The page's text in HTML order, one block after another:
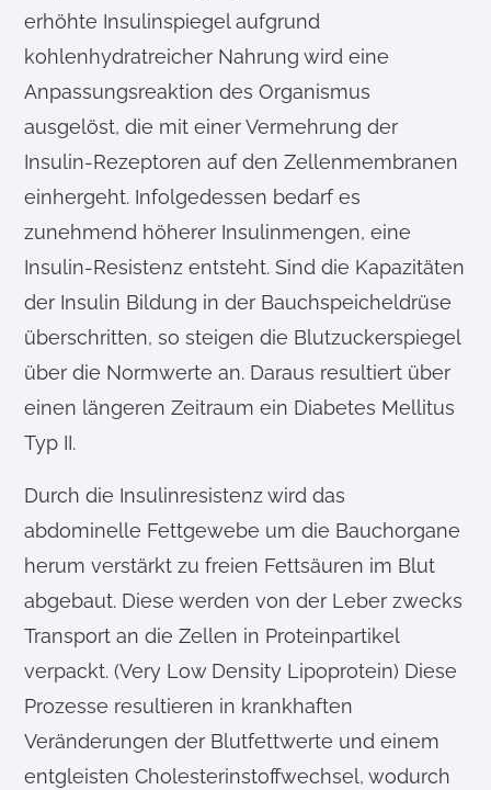
erhöhte Insulinspiegel aufgrund
kohlenhydratreicher Nahrung wird eine
Anpassungsreaktion des Organismus
ausgelöst, die mit einer Vermehrung der
Insulin-Rezeptoren auf den Zellenmembranen
einhergeht. Infolgedessen bedarf es
zunehmend höherer Insulinmengen, eine
Insulin-Resistenz entsteht. Sind die Kapazitäten
der Insulin Bildung in der Bauchspeicheldrüse
überschritten, so steigen die Blutzuckerspiegel
über die Normwerte an. Daraus resultiert über
einen längeren Zeitraum ein Diabetes Mellitus
Typ II.
Durch die Insulinresistenz wird das
abdominelle Fettgewebe um die Bauchorgane
herum verstärkt zu freien Fettsäuren im Blut
abgebaut. Diese werden von der Leber zwecks
Transport an die Zellen in Proteinpartikel
verpackt. (Very Low Density Lipoprotein) Diese
Prozesse resultieren in krankhaften
Veränderungen der Blutfettwerte und einem
entgleisten Cholesterinstoffwechsel, wodurch